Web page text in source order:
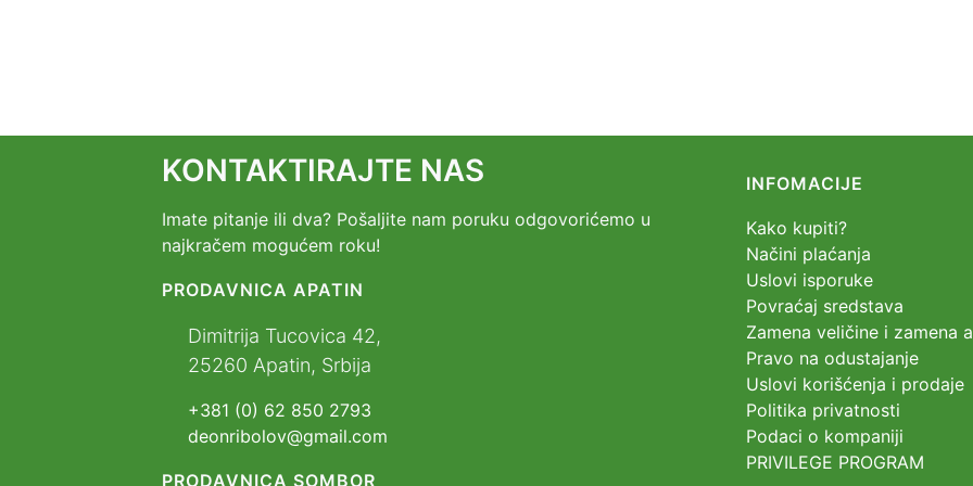
KONTAKTIRAJTE NAS
Imate pitanje ili dva? Pošaljite nam poruku odgovorićemo u
najkračem mogućem roku!
PRODAVNICA APATIN
Dimitrija Tucovica 42,
25260 Apatin, Srbija
+381 (0) 62 850 2793
deonribolov@gmail.com
PRODAVNICA SOMBOR
INFOMACIJE
Kako kupiti?
Načini plaćanja
Uslovi isporuke
Povraćaj sredstava
Zamena veličine i zamena
Pravo na odustajanje
Uslovi korišćenja i prodaje
Politika privatnosti
Podaci o kompaniji
PRIVILEGE PROGRAM